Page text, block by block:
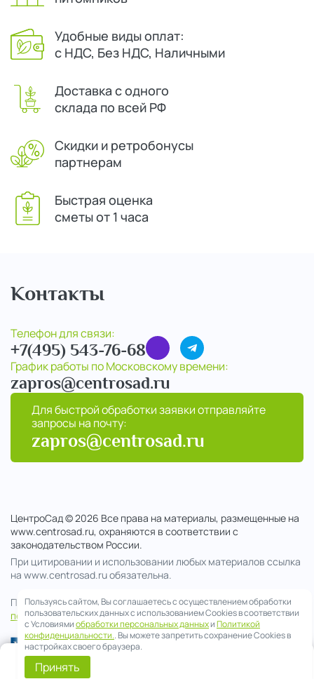
Telegram
Удобные виды оплат:
с НДС, Без НДС, Наличными
Доставка с одного
склада по всей РФ
Скидки и ретробонусы
партнерам
Быстрая оценка
сметы от 1 часа
Контакты
Телефон для связи:
+7(495) 543-76-68
График работы по Московскому времени:
zapros@centrosad.ru
Для быстрой обработки заявки отправляйте
запросы на почту:
zapros@centrosad.ru
ЦентроСад © 2026 Все права на материалы, размещенные на
www.centrosad.ru, охраняются в соответствии с
законодательством России.
При цитировании и использовании любых материалов ссылка
на www.centrosad.ru обязательна.
Продолжая посещение сайта , вы соглашаетесь на обработку
персональных данных
Пользуясь сайтом, Вы соглашаетесь с осуществлением обработки
пользовательских данных с использованием Cookies в соответствии
с Условиямиобработки персональных данныхиПолитикой
конфиденциальности.. Вы можете запретить сохранение Cookies в
настройках своего браузера.
Принять